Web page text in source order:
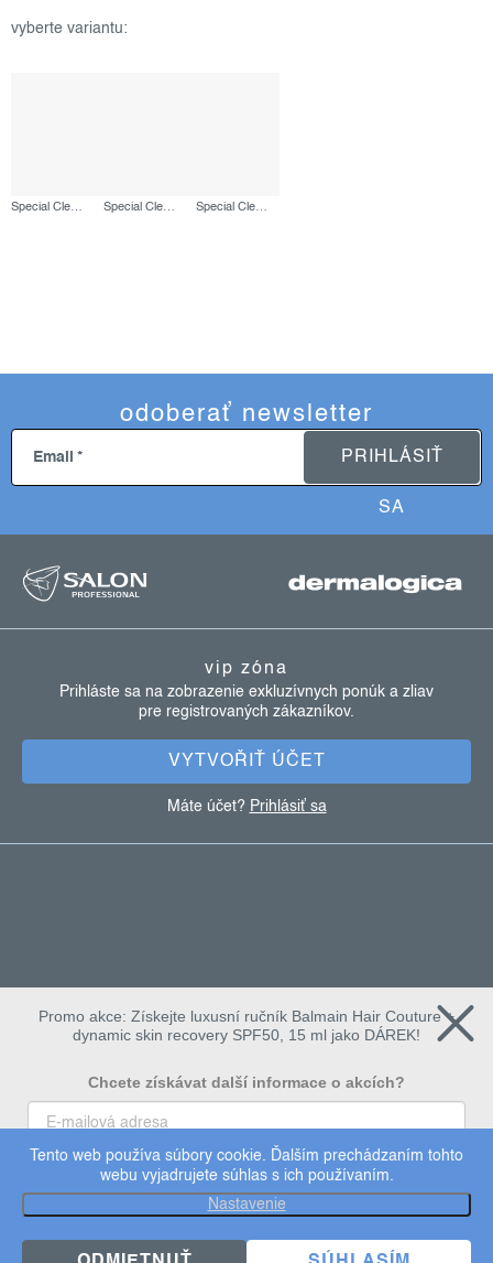
Tento web používa súbory cookie. Ďalším prechádzaním tohto
webu vyjadrujete súhlas s ich používaním.
Nastavenie
Special Cleansing Gel, 250 ml Special Cleansing Gel, 500 ml Special Cleansing Gel, náplň 500 ml
odoberať newsletter
Email PRIHLÁSIŤ
SA
vip zóna
Prihláste sa na zobrazenie exkluzívnych ponúk a zliav
pre registrovaných zákazníkov.
VYTVOŘIŤ ÚČET
Máte účet? Prihlásiť sa
Copyright 2026dermalogica. Všetky práva vyhradené.
Upraviť nastavenie cookies
Užijte si 15% slevu
Promo akce: Získejte luxusní ručník Balmain Hair Couture +
dynamic skin recovery SPF50, 15 ml jako DÁREK!
Chcete získávat další informace o akcích?
To chci